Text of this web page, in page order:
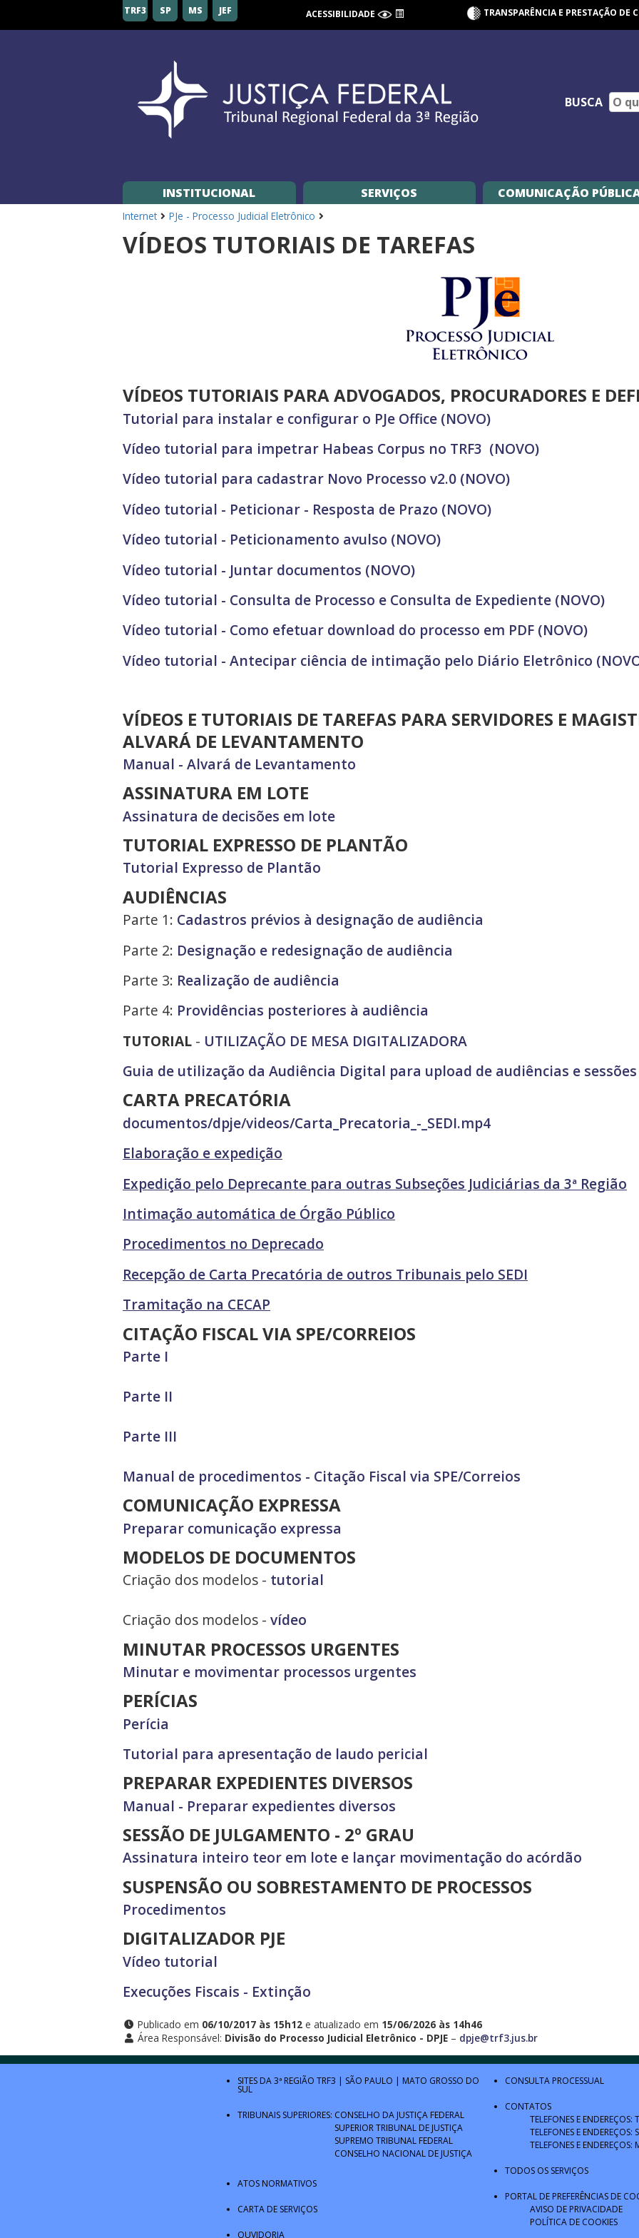
Federal
TRF3 SP MS JEF ACESSIBILIDADE TRANSPARÊNCIA E PRESTAÇÃO DE
BUSCA
INSTITUCIONAL SERVIÇOS COMUNICAÇÃO
Internet PJe - Processo Judicial Eletrônico
VÍDEOS TUTORIAIS DE TAREFAS
VÍDEOS TUTORIAIS PARA ADVOGADOS, PROCURADORES E
Tutorial para instalar e configurar o PJe Office (NOVO)
Vídeo tutorial para impetrar Habeas Corpus no TRF3 (NOVO)
Vídeo tutorial para cadastrar Novo Processo v2.0 (NOVO)
Vídeo tutorial - Peticionar - Resposta de Prazo (NOVO)
Vídeo tutorial - Peticionamento avulso (NOVO)
Vídeo tutorial - Juntar documentos (NOVO)
Vídeo tutorial - Consulta de Processo e Consulta de Expediente (NOVO)
Vídeo tutorial - Como efetuar download do processo em PDF (NOVO)
Vídeo tutorial - Antecipar ciência de intimação pelo Diário Eletrônico
VÍDEOS E TUTORIAIS DE TAREFAS PARA SERVIDORES E
ALVARÁ DE LEVANTAMENTO
Manual - Alvará de Levantamento
ASSINATURA EM LOTE
Assinatura de decisões em lote
TUTORIAL EXPRESSO DE PLANTÃO
Tutorial Expresso de Plantão
AUDIÊNCIAS
Parte 1: Cadastros prévios à designação de audiência
Parte 2: Designação e redesignação de audiência
Parte 3: Realização de audiência
Parte 4: Providências posteriores à audiência
TUTORIAL - UTILIZAÇÃO DE MESA DIGITALIZADORA
Guia de utilização da Audiência Digital para upload de audiências e sessões
CARTA PRECATÓRIA
documentos/dpje/videos/Carta_Precatoria_-_SEDI.mp4
Elaboração e expedição
Expedição pelo Deprecante para outras Subseções Judiciárias da 3ª Região
Intimação automática de Órgão Público
Procedimentos no Deprecado
Recepção de Carta Precatória de outros Tribunais pelo SEDI
Tramitação na CECAP
CITAÇÃO FISCAL VIA SPE/CORREIOS
Parte I
Parte II
Parte III
Manual de procedimentos - Citação Fiscal via SPE/Correios
COMUNICAÇÃO EXPRESSA
Preparar comunicação expressa
MODELOS DE DOCUMENTOS
Criação dos modelos - tutorial
Criação dos modelos - vídeo
MINUTAR PROCESSOS URGENTES
Minutar e movimentar processos urgentes
PERÍCIAS
Perícia
Tutorial para apresentação de laudo pericial
PREPARAR EXPEDIENTES DIVERSOS
Manual - Preparar expedientes diversos
SESSÃO DE JULGAMENTO - 2º GRAU
Assinatura inteiro teor em lote e lançar movimentação do acórdão
SUSPENSÃO OU SOBRESTAMENTO DE PROCESSOS
Procedimentos
DIGITALIZADOR PJE
Vídeo tutorial
Execuções Fiscais - Extinção
Publicado em 06/10/2017 às 15h12 e atualizado em 15/06/2026 às 14h46
Área Responsável: Divisão do Processo Judicial Eletrônico - DPJE – dpje@trf3.jus.br
SITES DA 3ª REGIÃO TRF3 | SÃO PAULO | MATO GROSSO DO
SUL
TRIBUNAIS SUPERIORES: CONSELHO DA JUSTIÇA FEDERAL
SUPERIOR TRIBUNAL DE JUSTIÇA
SUPREMO TRIBUNAL FEDERAL
CONSELHO NACIONAL DE JUSTIÇA
ATOS NORMATIVOS
CARTA DE SERVIÇOS
OUVIDORIA
CONSULTA PROCESSUAL
CONTATOS
TELEFONES E ENDEREÇOS:
TELEFONES E ENDEREÇOS:
TELEFONES E ENDEREÇOS:
TODOS OS SERVIÇOS
PORTAL DE PREFERÊNCIAS DE
AVISO DE PRIVACIDADE
POLÍTICA DE COOKIES